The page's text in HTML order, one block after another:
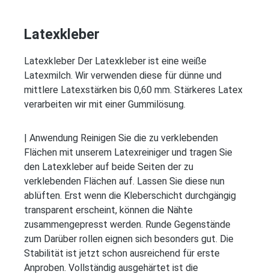
Latexkleber
Latexkleber Der Latexkleber ist eine weiße
Latexmilch. Wir verwenden diese für dünne und
mittlere Latexstärken bis 0,60 mm. Stärkeres Latex
verarbeiten wir mit einer Gummilösung.
| Anwendung Reinigen Sie die zu verklebenden
Flächen mit unserem Latexreiniger und tragen Sie
den Latexkleber auf beide Seiten der zu
verklebenden Flächen auf. Lassen Sie diese nun
ablüften. Erst wenn die Kleberschicht durchgängig
transparent erscheint, können die Nähte
zusammengepresst werden. Runde Gegenstände
zum Darüber rollen eignen sich besonders gut. Die
Stabilität ist jetzt schon ausreichend für erste
Anproben. Vollständig ausgehärtet ist die